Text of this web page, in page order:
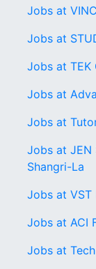
Jobs at
Jobs at
Jobs at TEK
Jobs at
Jobs at
Jobs at JEN
Shangri-La
Jobs at VST
Jobs at ACI
Jobs at